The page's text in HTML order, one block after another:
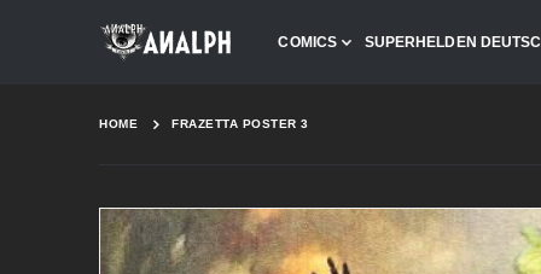
COMICS SUPERHELDEN
HOME FRAZETTA POSTER 3
Skip
to